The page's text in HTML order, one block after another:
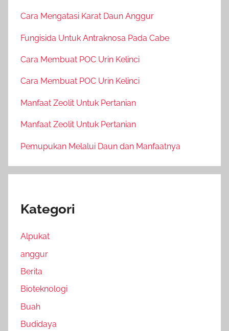
Cara Mengatasi Karat Daun Anggur
Fungisida Untuk Antraknosa Pada Cabe
Cara Membuat POC Urin Kelinci
Cara Membuat POC Urin Kelinci
Manfaat Zeolit Untuk Pertanian
Manfaat Zeolit Untuk Pertanian
Pemupukan Melalui Daun dan Manfaatnya
Kategori
Alpukat
anggur
Berita
Bioteknologi
Buah
Budidaya